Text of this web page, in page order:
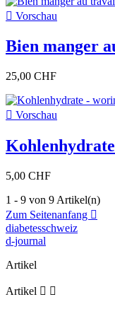
 Vorschau
Bien manger
25,00 CHF
 Vorschau
5,00 CHF
1 - 9 von 9 Artikel(n)
Zum Seitenanfang 
diabetesschweiz
d-journal
Artikel
Artikel  